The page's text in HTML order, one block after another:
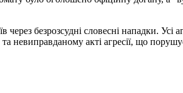
безрозсудні словесні нападки. Усі
невиправданому акті агресії, що